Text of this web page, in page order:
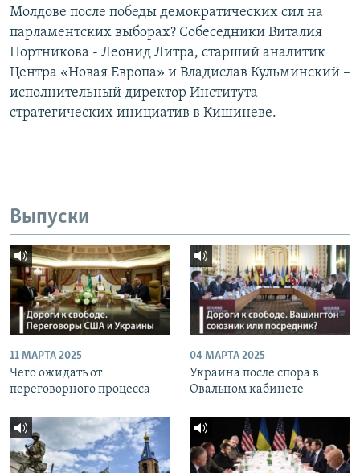
Молдове после победы демократических сил на
парламентских выборах? Собеседники Виталия
Портникова - Леонид Литра, старший аналитик
Центра «Новая Европа» и Владислав Кульминский –
исполнительный директор Института
стратегических инициатив в Кишиневе.
Выпуски
11 МАРТА 2025
Чего ожидать от
переговорного процесса
04 МАРТА 2025
Украина после спора в
Овальном кабинете